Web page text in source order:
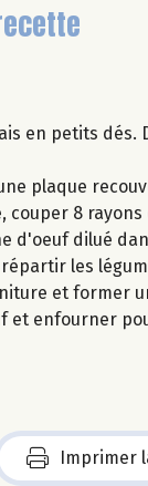
en petits
plaque
8
d'oeuf dilué
les
et former
et enfourner
Imprimer